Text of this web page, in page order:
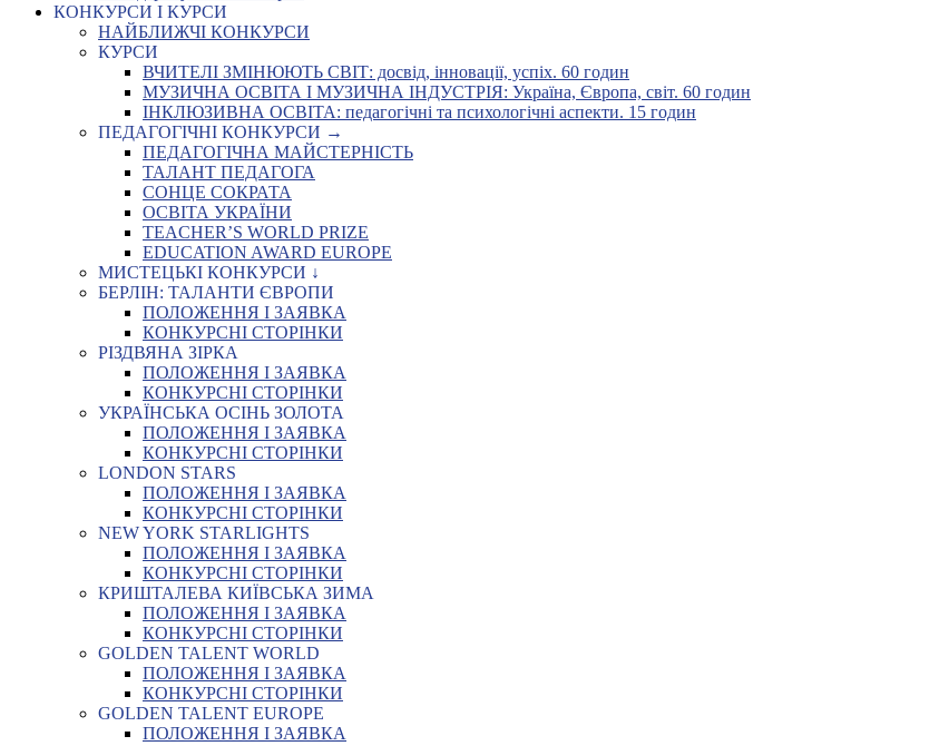
КОНКУРСИ І КУРСИ
НАЙБЛИЖЧІ КОНКУРСИ
КУРСИ
ВЧИТЕЛІ ЗМІНЮЮТЬ СВІТ: досвід, інновації, успіх. 60 годин
МУЗИЧНА ОСВІТА І МУЗИЧНА ІНДУСТРІЯ: Україна, Європа, світ. 60 годин
ІНКЛЮЗИВНА ОСВІТА: педагогічні та психологічні аспекти. 15 годин
ПЕДАГОГІЧНІ КОНКУРСИ →
ПЕДАГОГІЧНА МАЙСТЕРНІСТЬ
ТАЛАНТ ПЕДАГОГА
СОНЦЕ СОКРАТА
ОСВІТА УКРАЇНИ
TEACHER’S WORLD PRIZE
EDUCATION AWARD EUROPE
МИСТЕЦЬКІ КОНКУРСИ ↓
БЕРЛІН: ТАЛАНТИ ЄВРОПИ
ПОЛОЖЕННЯ І ЗАЯВКА
КОНКУРСНІ СТОРІНКИ
РІЗДВЯНА ЗІРКА
ПОЛОЖЕННЯ І ЗАЯВКА
КОНКУРСНІ СТОРІНКИ
УКРАЇНСЬКА ОСІНЬ ЗОЛОТА
ПОЛОЖЕННЯ І ЗАЯВКА
КОНКУРСНІ СТОРІНКИ
LONDON STARS
ПОЛОЖЕННЯ І ЗАЯВКА
КОНКУРСНІ СТОРІНКИ
NEW YORK STARLIGHTS
ПОЛОЖЕННЯ І ЗАЯВКА
КОНКУРСНІ СТОРІНКИ
КРИШТАЛЕВА КИЇВСЬКА ЗИМА
ПОЛОЖЕННЯ І ЗАЯВКА
КОНКУРСНІ СТОРІНКИ
GOLDEN TALENT WORLD
ПОЛОЖЕННЯ І ЗАЯВКА
КОНКУРСНІ СТОРІНКИ
GOLDEN TALENT EUROPE
ПОЛОЖЕННЯ І ЗАЯВКА